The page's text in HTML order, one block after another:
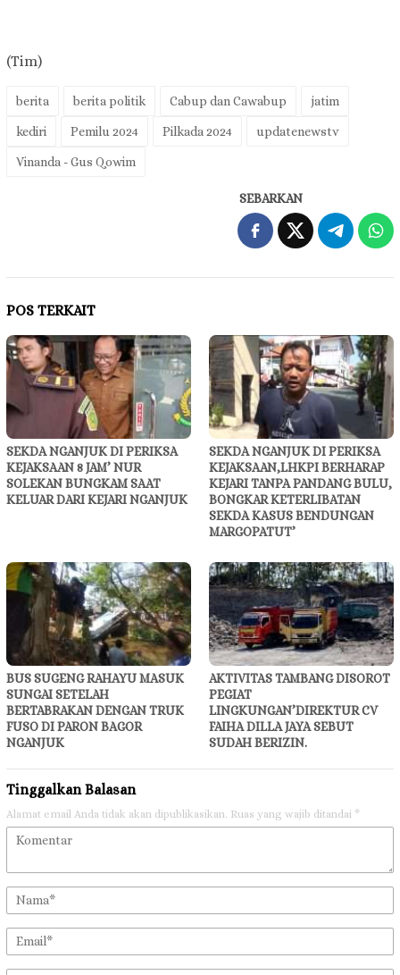
(Tim)
berita berita politik Cabup dan Cawabup jatim
kediri Pemilu 2024 Pilkada 2024 updatenewstv
Vinanda - Gus Qowim
SEBARKAN
POS TERKAIT
SEKDA NGANJUK DI PERIKSA
KEJAKSAAN 8 JAM’ NUR
SOLEKAN BUNGKAM SAAT
KELUAR DARI KEJARI NGANJUK
SEKDA NGANJUK DI PERIKSA
KEJAKSAAN,LHKPI BERHARAP
KEJARI TANPA PANDANG BULU,
BONGKAR KETERLIBATAN
SEKDA KASUS BENDUNGAN
MARGOPATUT’
BUS SUGENG RAHAYU MASUK
SUNGAI SETELAH
BERTABRAKAN DENGAN TRUK
FUSO DI PARON BAGOR
NGANJUK
AKTIVITAS TAMBANG DISOROT
PEGIAT
LINGKUNGAN’DIREKTUR CV
FAIHA DILLA JAYA SEBUT
SUDAH BERIZIN.
Tinggalkan Balasan
Alamat email Anda tidak akan dipublikasikan. Ruas yang wajib ditandai *